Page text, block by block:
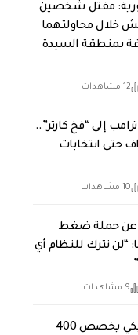
مقتل شخصين
خلال محاولتهما
بمنطقة السيدة
12 مشاهدات
إلى “فخ كارتر”..
حتى انتخابات
10 مشاهدات
عن حملة ضغط
“لن نترك للنظام أي
9 مشاهدات
الجيش الأمريكي يخصص 400